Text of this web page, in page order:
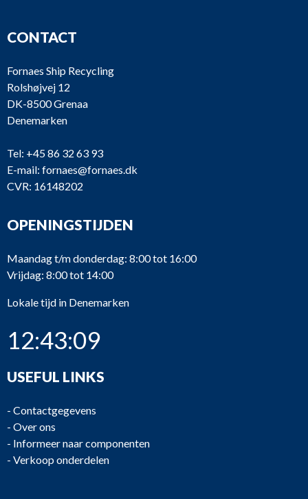
CONTACT
Fornaes Ship Recycling
Rolshøjvej 12
DK-8500 Grenaa
Denemarken
Tel: +45 86 32 63 93
E-mail: fornaes@fornaes.dk
CVR: 16148202
OPENINGSTIJDEN
Maandag t/m donderdag: 8:00 tot 16:00
Vrijdag: 8:00 tot 14:00
Lokale tijd in Denemarken
12:43:09
USEFUL LINKS
- Contactgegevens
- Over ons
- Informeer naar componenten
- Verkoop onderdelen